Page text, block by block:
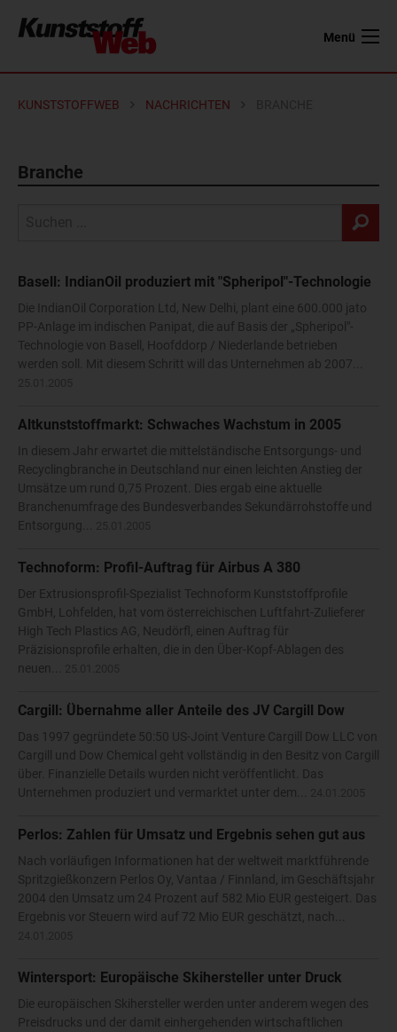
Menü
KUNSTSTOFFWEB NACHRICHTEN
Branche
Basell: IndianOil produziert mit "Spheripol"-Technologie
Die IndianOil Corporation Ltd, New Delhi, plant eine 600.000 jato
PP-Anlage im indischen Panipat, die auf Basis der „Spheripol"-
Technologie von Basell, Hoofddorp / Niederlande betrieben
werden soll. Mit diesem Schritt will das Unternehmen ab 2007...
Altkunststoffmarkt: Schwaches Wachstum in 2005
In diesem Jahr erwartet die mittelständische Entsorgungs- und
Recyclingbranche in Deutschland nur einen leichten Anstieg der
Umsätze um rund 0,75 Prozent. Dies ergab eine aktuelle
Branchenumfrage des Bundesverbandes Sekundärrohstoffe und
Entsorgung...
Technoform: Profil-Auftrag für Airbus A 380
Der Extrusionsprofil-Spezialist Technoform Kunststoffprofile
GmbH, Lohfelden, hat vom österreichischen Luftfahrt-Zulieferer
High Tech Plastics AG, Neudörfl, einen Auftrag für
Präzisionsprofile erhalten, die in den Über-Kopf-Ablagen des
neuen...
Cargill: Übernahme aller Anteile des JV Cargill Dow
Das 1997 gegründete 50:50 US-Joint Venture Cargill Dow LLC von
Cargill und Dow Chemical geht vollständig in den Besitz von Cargill
über. Finanzielle Details wurden nicht veröffentlicht. Das
Unternehmen produziert und vermarktet unter dem...
Perlos: Zahlen für Umsatz und Ergebnis sehen gut aus
Nach vorläufigen Informationen hat der weltweit marktführende
Spritzgießkonzern Perlos Oy, Vantaa / Finnland, im Geschäftsjahr
2004 den Umsatz um 24 Prozent auf 582 Mio EUR gesteigert. Das
Ergebnis vor Steuern wird auf 72 Mio EUR geschätzt, nach...
Wintersport: Europäische Skihersteller unter Druck
Die europäischen Skihersteller werden unter anderem wegen des
Preisdrucks und der damit einhergehenden wirtschaftlichen